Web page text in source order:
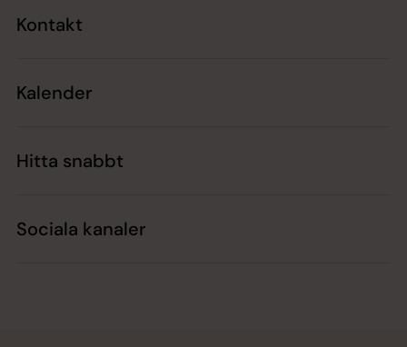
Kontakt
Kalender
Hitta snabbt
Sociala kanaler